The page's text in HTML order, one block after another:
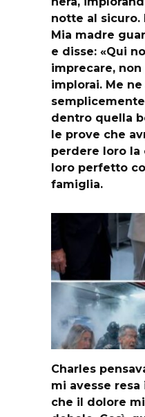
notte al sicuro.
Mia madre
e disse: «Qui
imprecare, non
implorai. Me ne
dentro quella
le prove che
perdere loro la
loro perfetto
famiglia.
Charles
mi avesse resa
che il dolore